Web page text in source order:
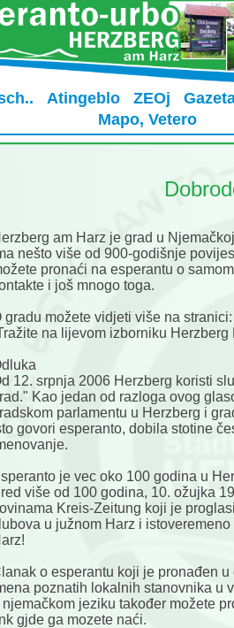
Atingeblo ZEOj
Mapo, Vetero
am Harz je grad u
nešto više od 900-godišnje
pronaći na esperantu o
i još mnogo toga.
gradu možete vidjeti više na
na lijevom izborniku Herzberg
12. srpnja 2006 Herzberg koristi
Kao jedan od razloga ovog
parlamentu u Herzberg i
govori esperanto, dobila stotine
je vec oko 100 godina u
više od 100 godina, 10. ožujka
Kreis-Zeitung koji je
u južnom Harz i
o esperantu koji je pronađen
poznatih lokalnih stanovnika u
njemačkom jeziku također možete
gjde ga mozete naći.